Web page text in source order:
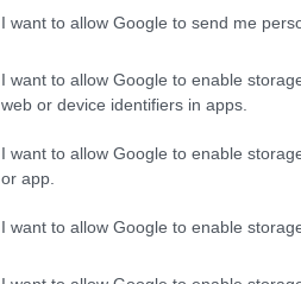
I want to allow Google to send me
I want to allow Google to enable
web or device identifiers in apps.
I want to allow Google to enable
or app.
I want to allow Google to enable
Με τον Σάκη Ψάρρα στην
έναρξη της συνεργασίας της
συμμετοχή του ως παίκτης
ομάδας.